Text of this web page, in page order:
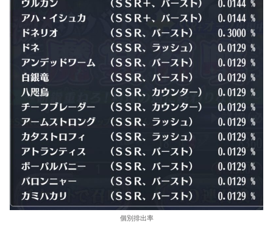
個別排出率